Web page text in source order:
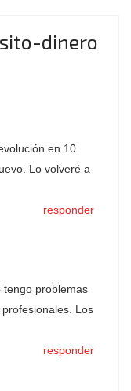
dinero
en 10
Lo volveré a
responder
tengo problemas
Los
responder